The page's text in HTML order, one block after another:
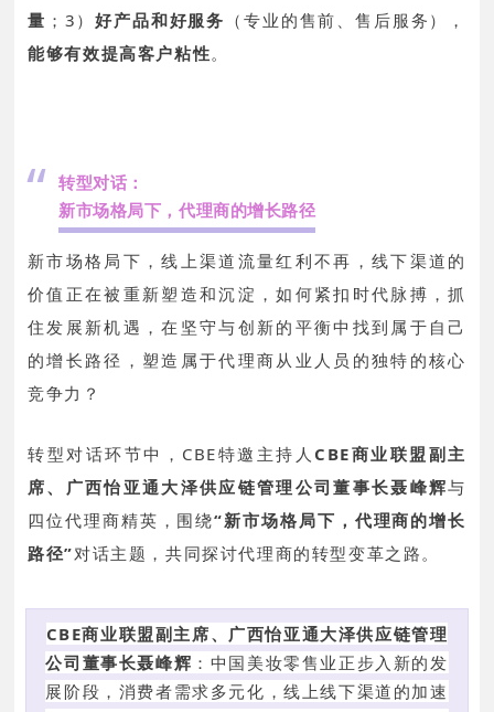
量 ；3）好产品和好服务 （专业的售前、售后服务），
能够有效提高客户粘性。
“
转型对话：
新市场格局下，代理商的增长路径
新市场格局下，线上渠道流量红利不再，线下渠道的
价值正在被重新塑造和沉淀，如何紧扣时代脉搏，抓
住发展新机遇，在坚守与创新的平衡中找到属于自己
的增长路径，塑造属于代理商从业人员的独特的核心
竞争力？
转型对话环节中，CBE特邀主持人 CBE商业联盟副主
席、广西怡亚通大泽供应链管理公司董事长聂峰辉与
四位代理商精英，围绕“新市场格局下，代理商的增长
路径”对话主题，共同探讨代理商的转型变革之路。
CBE商业联盟副主席、广西怡亚通大泽供应链管理
公司董事长聂峰辉 ： 中国美妆零售业正步入新的发
展阶段，消费者需求多元化，线上线下渠道的加速